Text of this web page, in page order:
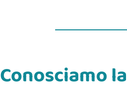
Conosciamo la